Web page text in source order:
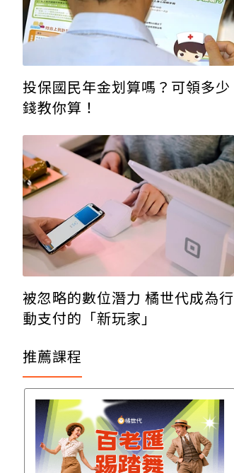
投保國民年金划算嗎？可領多少
錢教你算！
被忽略的數位潛力 橘世代成為行
動支付的「新玩家」
推薦課程